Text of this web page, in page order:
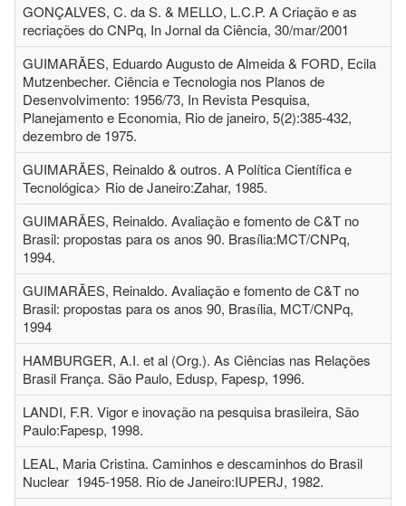
GONÇALVES, C. da S. & MELLO, L.C.P. A Criação e as
recriações do CNPq, In Jornal da Ciência, 30/mar/2001
GUIMARÃES, Eduardo Augusto de Almeida & FORD, Ecila
Mutzenbecher. Ciência e Tecnologia nos Planos de
Desenvolvimento: 1956/73, In Revista Pesquisa,
Planejamento e Economia, Rio de janeiro, 5(2):385-432,
dezembro de 1975.
GUIMARÃES, Reinaldo & outros. A Política Científica e
Tecnológica> Rio de Janeiro:Zahar, 1985.
GUIMARÃES, Reinaldo. Avaliação e fomento de C&T no
Brasil: propostas para os anos 90. Brasília:MCT/CNPq,
1994.
GUIMARÃES, Reinaldo. Avaliação e fomento de C&T no
Brasil: propostas para os anos 90, Brasília, MCT/CNPq,
1994
HAMBURGER, A.I. et al (Org.). As Ciências nas Relações
Brasil França. São Paulo, Edusp, Fapesp, 1996.
LANDI, F.R. Vigor e inovação na pesquisa brasileira, São
Paulo:Fapesp, 1998.
LEAL, Maria Cristina. Caminhos e descaminhos do Brasil
Nuclear 1945-1958. Rio de Janeiro:IUPERJ, 1982.